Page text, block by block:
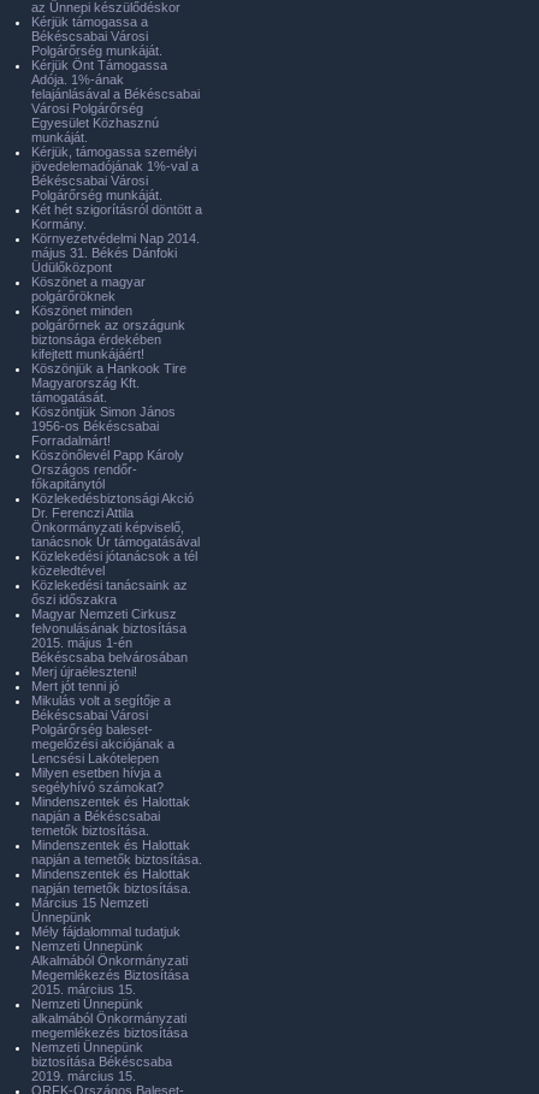
az Ünnepi készülődéskor
Kérjük támogassa a
Békéscsabai Városi
Polgárőrség munkáját.
Kérjük Önt Támogassa
Adója. 1%-ának
felajánlásával a Békéscsabai
Városi Polgárőrség
Egyesület Közhasznú
munkáját.
Kérjük, támogassa személyi
jövedelemadójának 1%-val a
Békéscsabai Városi
Polgárőrség munkáját.
Két hét szigorításról döntött a
Kormány.
Környezetvédelmi Nap 2014.
május 31. Békés Dánfoki
Üdülőközpont
Köszönet a magyar
polgárőröknek
Köszönet minden
polgárőrnek az országunk
biztonsága érdekében
kifejtett munkájáért!
Köszönjük a Hankook Tire
Magyarország Kft.
támogatását.
Köszöntjük Simon János
1956-os Békéscsabai
Forradalmárt!
Köszönőlevél Papp Károly
Országos rendőr-
főkapitánytól
Közlekedésbiztonsági Akció
Dr. Ferenczi Attila
Önkormányzati képviselő,
tanácsnok Úr támogatásával
Közlekedési jótanácsok a tél
közeledtével
Közlekedési tanácsaink az
őszi időszakra
Magyar Nemzeti Cirkusz
felvonulásának biztosítása
2015. május 1-én
Békéscsaba belvárosában
Merj újraéleszteni!
Mert jót tenni jó
Mikulás volt a segítője a
Békéscsabai Városi
Polgárőrség baleset-
megelőzési akciójának a
Lencsési Lakótelepen
Milyen esetben hívja a
segélyhívó számokat?
Mindenszentek és Halottak
napján a Békéscsabai
temetők biztosítása.
Mindenszentek és Halottak
napján a temetők biztosítása.
Mindenszentek és Halottak
napján temetők biztosítása.
Március 15 Nemzeti
Ünnepünk
Mély fájdalommal tudatjuk
Nemzeti Ünnepünk
Alkalmából Önkormányzati
Megemlékezés Biztosítása
2015. március 15.
Nemzeti Ünnepünk
alkalmából Önkormányzati
megemlékezés biztosítása
Nemzeti Ünnepünk
biztosítása Békéscsaba
2019. március 15.
ORFK-Országos Baleset-